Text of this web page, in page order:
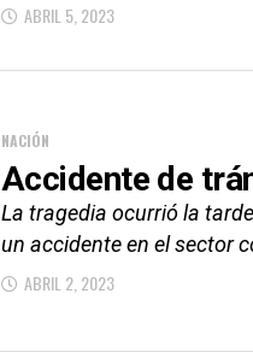
ABRIL 5, 2023
NACIÓN
Accidente de
La tragedia ocurrió la
un accidente en el sector
ABRIL 2, 2023